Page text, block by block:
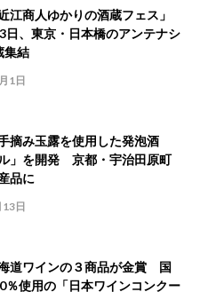
江商人ゆかりの酒蔵フェス」
、東京・日本橋のアンテナシ
集結
1日
摘み玉露を使用した発泡酒
ル」を開発 京都・宇治田原町
品に
日
道ワインの３商品が金賞 国
％使用の「日本ワインコンクー